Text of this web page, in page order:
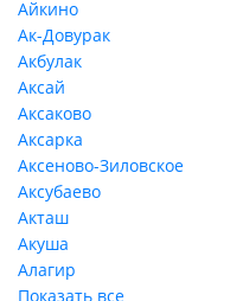
Айкино
Ак-Довурак
Акбулак
Аксай
Аксаково
Аксарка
Аксеново-Зиловское
Аксубаево
Акташ
Акуша
Алагир
Показать все